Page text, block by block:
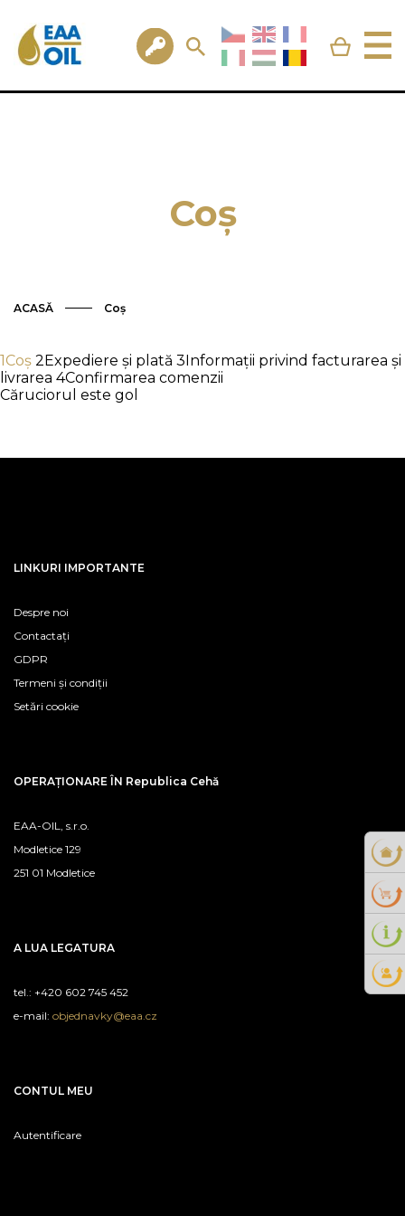
Coș
ACASĂ Coș
1Coș 2Expediere și plată 3Informații privind facturarea și
livrarea 4Confirmarea comenzii
Căruciorul este gol
LINKURI IMPORTANTE
Despre noi
Contactați
GDPR
Termeni și condiții
Setări cookie
OPERAȚIONARE ÎN Republica Cehă
EAA-OIL, s.r.o.
Modletice 129
251 01 Modletice
A LUA LEGATURA
tel.: +420 602 745 452
e-mail: objednavky@eaa.cz
CONTUL MEU
Autentificare